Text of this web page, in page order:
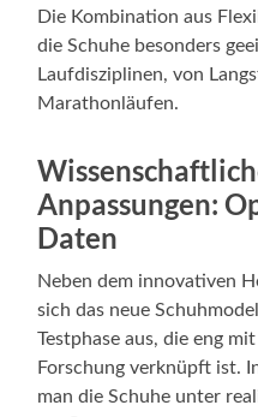
Die Kombination aus
die Schuhe besonders
Laufdisziplinen, von
Marathonläufen.
Anpassungen:
Daten
Neben dem innovativen
sich das neue
Testphase aus, die eng
Forschung verknüpft ist.
man die Schuhe unter